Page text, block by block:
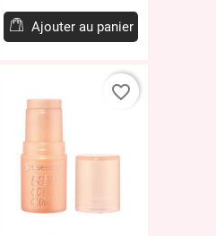
Ajouter au panier
favorite_border